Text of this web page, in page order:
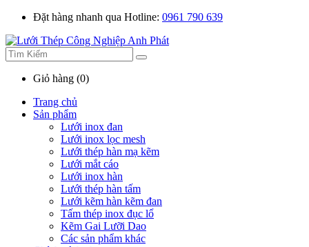
Đặt hàng nhanh qua Hotline: 0961 790 639
Giỏ hàng (0)
Trang chủ
Sản phẩm
Lưới inox đan
Lưới inox lọc mesh
Lưới thép hàn mạ kẽm
Lưới mắt cáo
Lưới inox hàn
Lưới thép hàn tấm
Lưới kẽm hàn kẽm đan
Tấm thép inox đục lổ
Kẽm Gai Lưỡi Dao
Các sản phẩm khác